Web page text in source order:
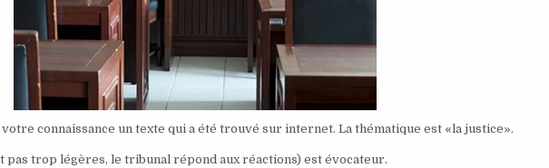
connaissance un texte qui a été trouvé sur internet. La thématique est «la justice».
pas trop légères, le tribunal répond aux réactions) est évocateur.